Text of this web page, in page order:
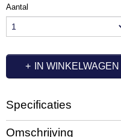
Aantal
IN WINKELWAGEN
Specificaties
Productcode
Omschrijving